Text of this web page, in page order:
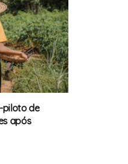
piloto de
após